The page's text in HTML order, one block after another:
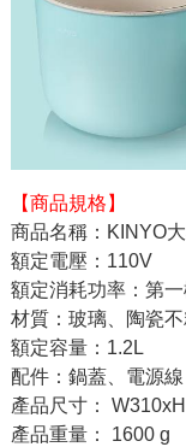
【商品規格】
商品名稱：KINYO
額定電壓：110V
額定消耗功率：第
材質：玻璃、陶瓷
額定容量：1.2L
配件：鍋蓋、電源線
產品尺寸：
產品重量： 1600 g